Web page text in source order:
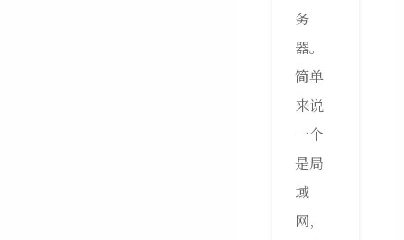
务
器。
简单
来说
一个
是局
域
网，